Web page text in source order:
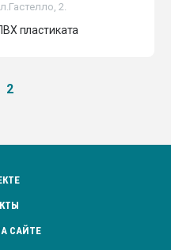
2.
пластиката
2
САЙТЕ